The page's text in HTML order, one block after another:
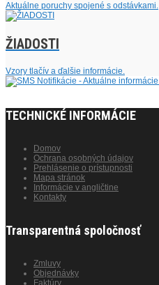
Aktuálne poruchy spojené s odstávkami.
ŽIADOSTI
Vzory tlačív a ďalšie informácie.
TECHNICKÉ INFORMÁCIE
Domov
Ochrana osobných údajov
Prehlásenie o prístupnosti
Mapa stránok
Informácie v angličtine
Kontakty
Transparentná spoločnosť
Zmluvy
Objednávky